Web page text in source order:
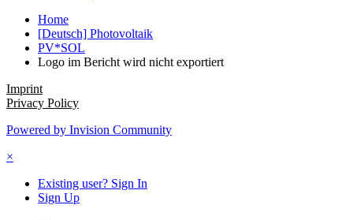
Home
[Deutsch] Photovoltaik
PV*SOL
Logo im Bericht wird nicht exportiert
Imprint
Privacy Policy
Powered by Invision Community
×
Existing user? Sign In
Sign Up